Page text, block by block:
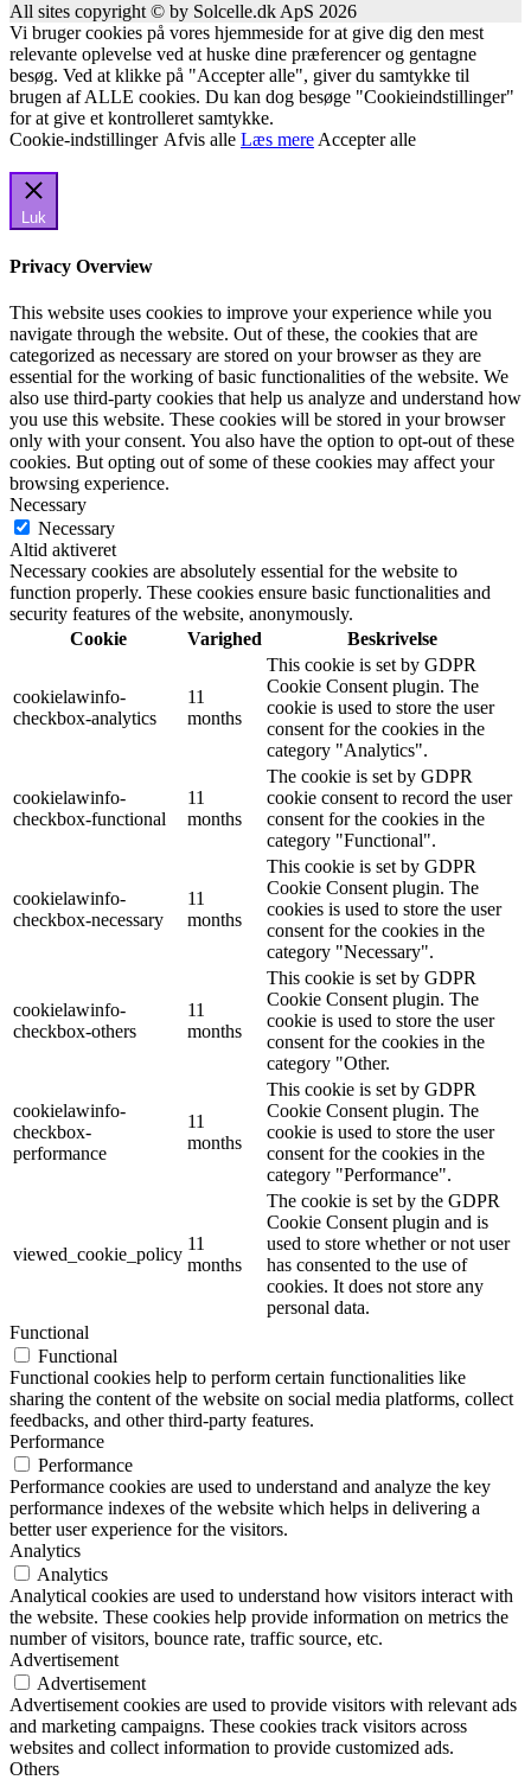
All sites copyright © by Solcelle.dk ApS 2026
Vi bruger cookies på vores hjemmeside for at give dig den mest
relevante oplevelse ved at huske dine præferencer og gentagne
besøg. Ved at klikke på "Accepter alle", giver du samtykke til
brugen af ALLE cookies. Du kan dog besøge "Cookieindstillinger"
for at give et kontrolleret samtykke.
Cookie-indstillinger Afvis alle Læs mereAccepter alle
Luk
Privacy Overview
This website uses cookies to improve your experience while you
navigate through the website. Out of these, the cookies that are
categorized as necessary are stored on your browser as they are
essential for the working of basic functionalities of the website. We
also use third-party cookies that help us analyze and understand how
you use this website. These cookies will be stored in your browser
only with your consent. You also have the option to opt-out of these
cookies. But opting out of some of these cookies may affect your
browsing experience.
Necessary
Necessary
Altid aktiveret
Necessary cookies are absolutely essential for the website to
function properly. These cookies ensure basic functionalities and
security features of the website, anonymously.
Cookie
Varighed Beskrivelse
cookielawinfo-
checkbox-analytics
11
months
This cookie is set by GDPR
Cookie Consent plugin. The
cookie is used to store the user
consent for the cookies in the
category "Analytics".
cookielawinfo-
checkbox-functional
11
months
The cookie is set by GDPR
cookie consent to record the user
consent for the cookies in the
category "Functional".
cookielawinfo-
checkbox-necessary
11
months
This cookie is set by GDPR
Cookie Consent plugin. The
cookies is used to store the user
consent for the cookies in the
category "Necessary".
cookielawinfo-
checkbox-others
11
months
This cookie is set by GDPR
Cookie Consent plugin. The
cookie is used to store the user
consent for the cookies in the
category "Other.
cookielawinfo-
checkbox-
performance
11
months
This cookie is set by GDPR
Cookie Consent plugin. The
cookie is used to store the user
consent for the cookies in the
category "Performance".
viewed_cookie_policy
11
months
The cookie is set by the GDPR
Cookie Consent plugin and is
used to store whether or not user
has consented to the use of
cookies. It does not store any
personal data.
Functional
Functional
Functional cookies help to perform certain functionalities like
sharing the content of the website on social media platforms, collect
feedbacks, and other third-party features.
Performance
Performance
Performance cookies are used to understand and analyze the key
performance indexes of the website which helps in delivering a
better user experience for the visitors.
Analytics
Analytics
Analytical cookies are used to understand how visitors interact with
the website. These cookies help provide information on metrics the
number of visitors, bounce rate, traffic source, etc.
Advertisement
Advertisement
Advertisement cookies are used to provide visitors with relevant ads
and marketing campaigns. These cookies track visitors across
websites and collect information to provide customized ads.
Others